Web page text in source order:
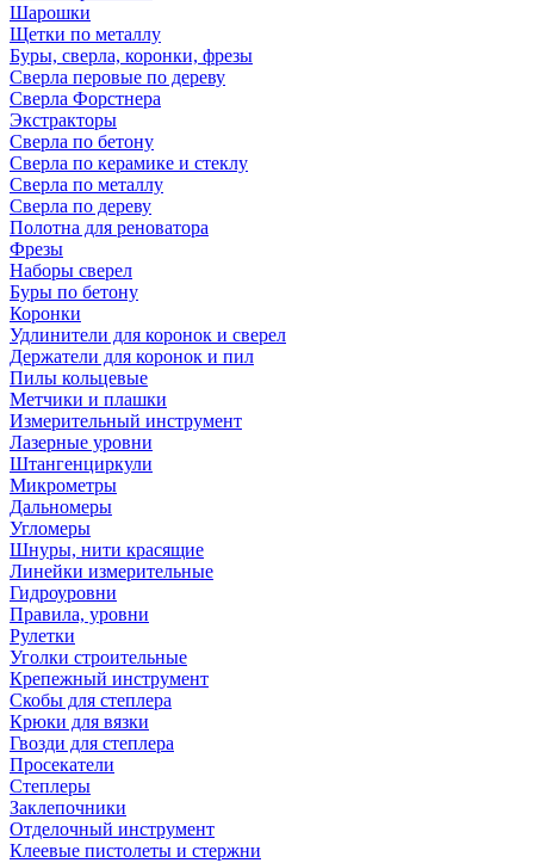
Шарошки
Щетки по металлу
Буры, сверла, коронки, фрезы
Сверла перовые по дереву
Сверла Форстнера
Экстракторы
Сверла по бетону
Сверла по керамике и стеклу
Сверла по металлу
Сверла по дереву
Полотна для реноватора
Фрезы
Наборы сверел
Буры по бетону
Коронки
Удлинители для коронок и сверел
Держатели для коронок и пил
Пилы кольцевые
Метчики и плашки
Измерительный инструмент
Лазерные уровни
Штангенциркули
Микрометры
Дальномеры
Угломеры
Шнуры, нити красящие
Линейки измерительные
Гидроуровни
Правила, уровни
Рулетки
Уголки строительные
Крепежный инструмент
Скобы для степлера
Крюки для вязки
Гвозди для степлера
Просекатели
Степлеры
Заклепочники
Отделочный инструмент
Клеевые пистолеты и стержни